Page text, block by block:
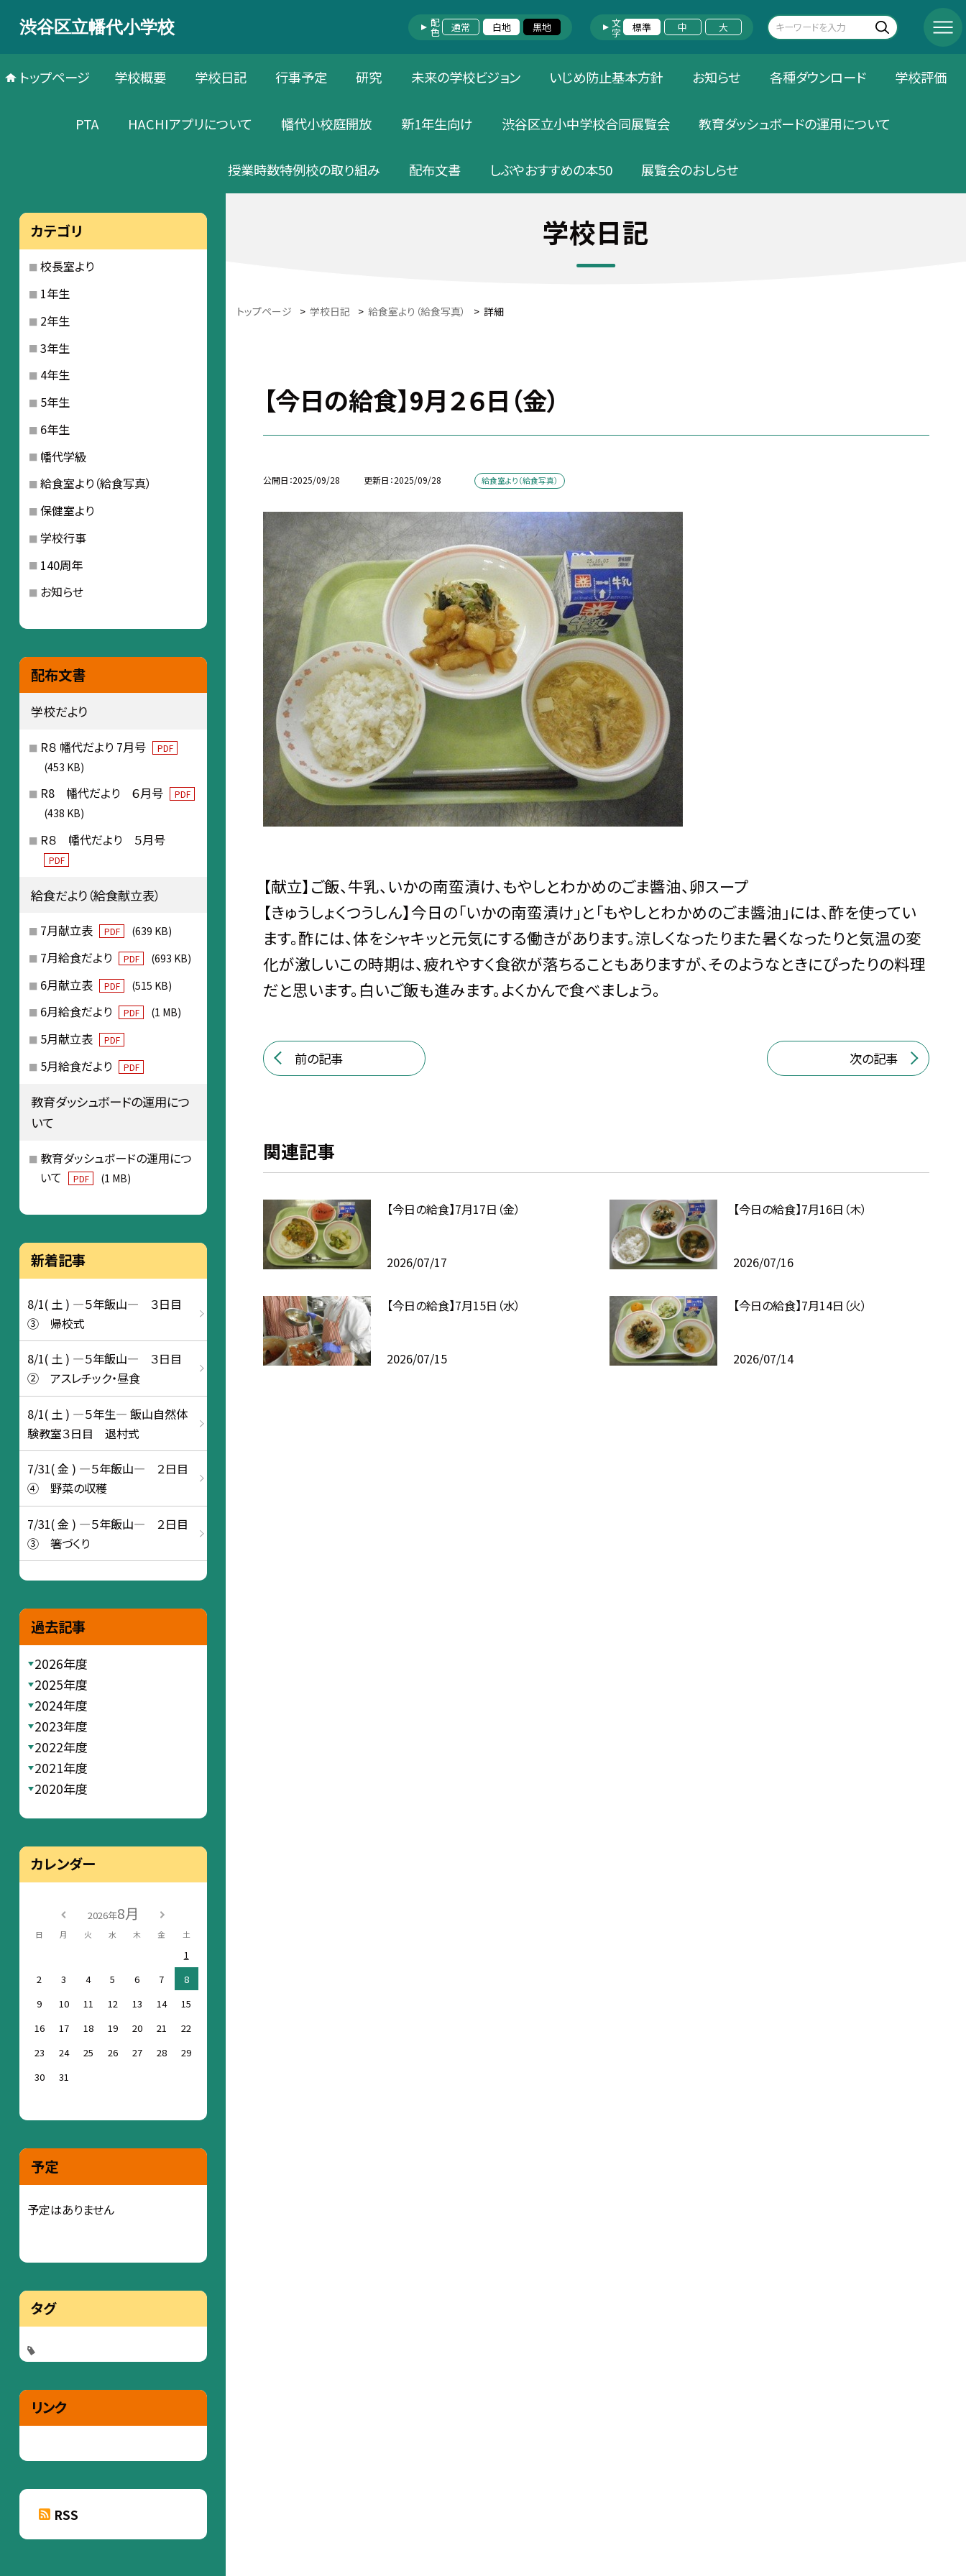
渋谷区立幡代小学校 配色 通常 白地 黒地 文字 標準 中 大
トップページ 学校概要 学校日記 行事予定 研究 未来の学校ビジョン いじめ防止基本方針 お知らせ 各種ダウンロード 学校評価
PTA HACHIアプリについて 幡代小校庭開放 新1年生向け 渋谷区立小中学校合同展覧会 教育ダッシュボードの運用について
授業時数特例校の取り組み 配布文書 しぶやおすすめの本50 展覧会のおしらせ
学校日記
トップページ > 学校日記 > 給食室より（給食写真） > 詳細
【今日の給食】9月２６日（金）
公開日 2025/09/28 更新日 2025/09/28 給食室より（給食写真）
【献立】ご飯、牛乳、いかの南蛮漬け、もやしとわかめのごま醬油、卵スープ
【きゅうしょくつうしん】今日の「いかの南蛮漬け」と「もやしとわかめのごま醬油」には、酢を使ってい
ます。酢には、体をシャキッと元気にする働きがあります。涼しくなったりまた暑くなったりと気温の変
化が激しいこの時期は、疲れやすく食欲が落ちることもありますが、そのようなときにぴったりの料理
だと思います。白いご飯も進みます。よくかんで食べましょう。
前の記事 次の記事
関連記事
【今日の給食】7月17日（金）
2026/07/17
【今日の給食】7月16日（木）
2026/07/16
【今日の給食】7月15日（水）
2026/07/15
【今日の給食】7月14日（火）
2026/07/14
カテゴリ
校長室より
1年生
2年生
3年生
4年生
5年生
6年生
幡代学級
給食室より（給食写真）
保健室より
学校行事
140周年
お知らせ
配布文書
学校だより
R８ 幡代だより 7月号 PDF
(453 KB)
R8 幡代だより ６月号 PDF
(438 KB)
R８ 幡代だより ５月号
PDF
給食だより（給食献立表）
7月献立表 PDF (639 KB)
7月給食だより PDF (693 KB)
6月献立表 PDF (515 KB)
6月給食だより PDF (1 MB)
5月献立表 PDF
5月給食だより PDF
教育ダッシュボードの運用につ
いて
教育ダッシュボードの運用につ
いて
PDF (1 MB)
新着記事
8/1( 土 ) ―５年飯山― ３日目
③ 帰校式
8/1( 土 ) ―５年飯山― ３日目
② アスレチック・昼食
8/1( 土 ) ―５年生― 飯山自然体
験教室３日目 退村式
7/31( 金 ) ―５年飯山― ２日目
④ 野菜の収穫
7/31( 金 ) ―５年飯山― ２日目
③ 箸づくり
過去記事
2026年度
2025年度
2024年度
2023年度
2022年度
2021年度
2020年度
カレンダー
2026年8月
日 月 火 水 木 金 土
1
2
3 4 5 6 7
8
9
10 11 12 13 14
15
16
17 18 19 20 21
22
23
24 25 26 27 28
29
30
31
予定
予定はありません
タグ
リンク
RSS